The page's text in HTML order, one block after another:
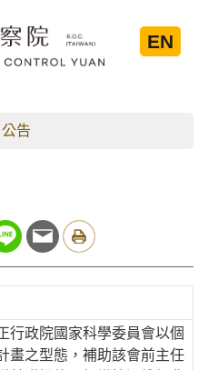
EN
公告
行政院國家科學委員會以個
畫之型態，補助該會前主任